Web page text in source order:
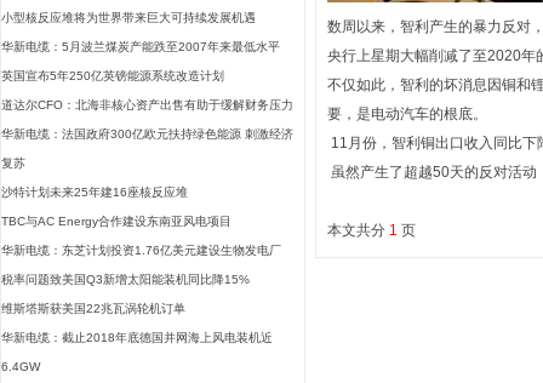
小型核反应堆将为世界带来巨大可持续发展机遇
华新电缆：5月波兰煤炭产能跌至2007年来最低水平
英国宣布5年250亿英镑能源系统改造计划
道达尔CFO：北海非核心资产出售有助于缓解财务压力
华新电缆：法国政府300亿欧元扶持绿色能源 刺激经济
复苏
沙特计划未来25年建16座核反应堆
TBC与AC Energy合作建设东南亚风电项目
华新电缆：东芝计划投资1.76亿美元建设生物发电厂
税率问题致美国Q3新增太阳能装机同比降15%
维斯塔斯获美国22兆瓦涡轮机订单
华新电缆：截止2018年底德国并网海上风电装机近
6.4GW
数周以来，智利产生的暴力反对
央行上星期大幅削减了至2020年
不仅如此，智利的坏消息因铜和
要，是电动汽车的根底。
11月份，智利铜出口收入同比
虽然产生了超越50天的反对活
本文共分 1 页